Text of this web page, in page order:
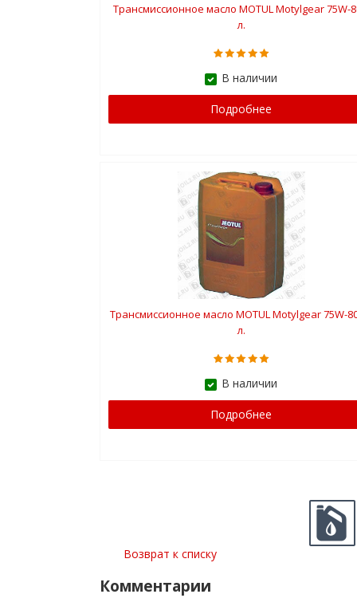
Трансмиссионное масло MOTUL Motylgear 75W-
л.
В наличии
Подробнее
Трансмиссионное масло MOTUL Motylgear 75W-
л.
В наличии
Подробнее
Возврат к списку
Комментарии